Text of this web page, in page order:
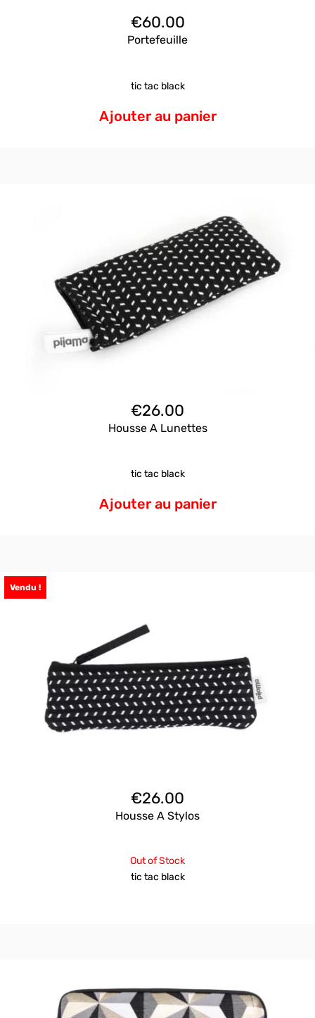
€60.00
Portefeuille
tic tac black
Ajouter au panier
€26.00
Housse A Lunettes
tic tac black
Ajouter au panier
Vendu !
€26.00
Housse A Stylos
Out of Stock
tic tac black